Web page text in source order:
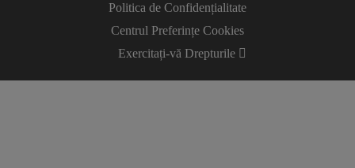
Politica de Confidențialitate
Centrul Preferințe Cookies
Exercitați-vă Drepturile